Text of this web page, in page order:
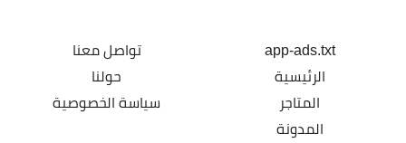
app-ads.txt
الرئيسية
المتاجر
المدونة
تواصل معنا
حولنا
سياسة الخصوصية